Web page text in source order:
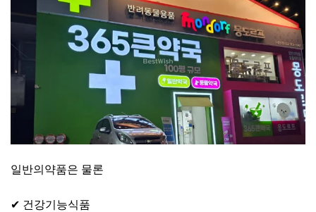
일반의약품은 물론
✔ 건강기능식품